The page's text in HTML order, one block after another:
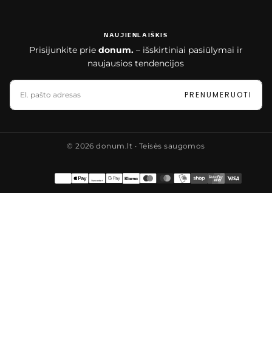
NAUJIENLAIŠKIS
Prisijunkite prie donum. – išskirtiniai pasiūlymai ir
naujausios tendencijos
EL.
PAŠTAS
PRENUMERUOTI
© 2026 donum.lt ∙ Teisės saugomos
Mokėjimo
būdai